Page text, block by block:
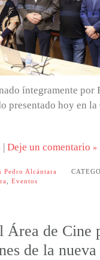
íntegramente por
presentado hoy en
Deje un comentario
Pedro Alcántara
Eventos
Área de Cine
de la nueva